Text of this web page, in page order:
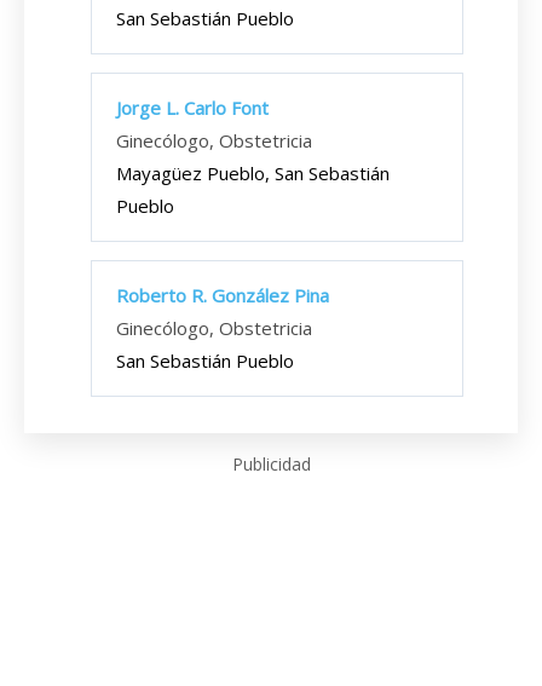
San Sebastián Pueblo
Jorge L. Carlo Font
Ginecólogo, Obstetricia
Mayagüez Pueblo, San Sebastián
Pueblo
Roberto R. González Pina
Ginecólogo, Obstetricia
San Sebastián Pueblo
Publicidad